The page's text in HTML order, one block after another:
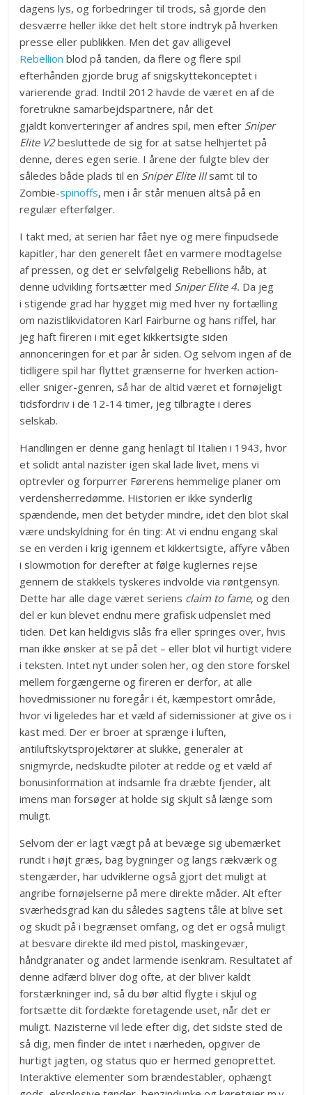
dagens lys, og forbedringer til trods, så gjorde den
desværre heller ikke det helt store indtryk på hverken
presse eller publikken. Men det gav alligevel
Rebellion blod på tanden, da flere og flere spil
efterhånden gjorde brug af snigskyttekonceptet i
varierende grad. Indtil 2012 havde de været en af de
foretrukne samarbejdspartnere, når det
gjaldt konverteringer af andres spil, men efter Sniper
Elite V2besluttede de sig for at satse helhjertet på
denne, deres egen serie. I årene der fulgte blev der
således både plads til en Sniper Elite IIIsamt til to
Zombie-spinoffs, men i år står menuen altså på en
regulær efterfølger.
I takt med, at serien har fået nye og mere finpudsede
kapitler, har den generelt fået en varmere modtagelse
af pressen, og det er selvfølgelig Rebellions håb, at
denne udvikling fortsætter med Sniper Elite 4. Da jeg
i stigende grad har hygget mig med hver ny fortælling
om nazistlikvidatoren Karl Fairburne og hans riffel, har
jeg haft fireren i mit eget kikkertsigte siden
annonceringen for et par år siden. Og selvom ingen af de
tidligere spil har flyttet grænserne for hverken action-
eller sniger-genren, så har de altid været et fornøjeligt
tidsfordriv i de 12-14 timer, jeg tilbragte i deres
selskab.
Handlingen er denne gang henlagt til Italien i 1943, hvor
et solidt antal nazister igen skal lade livet, mens vi
optrevler og forpurrer Førerens hemmelige planer om
verdensherredømme. Historien er ikke synderlig
spændende, men det betyder mindre, idet den blot skal
være undskyldning for én ting: At vi endnu engang skal
se en verden i krig igennem et kikkertsigte, affyre våben
i slowmotion for derefter at følge kuglernes rejse
gennem de stakkels tyskeres indvolde via røntgensyn.
Dette har alle dage været seriens claim to fame, og den
del er kun blevet endnu mere grafisk udpenslet med
tiden. Det kan heldigvis slås fra eller springes over, hvis
man ikke ønsker at se på det – eller blot vil hurtigt videre
i teksten. Intet nyt under solen her, og den store forskel
mellem forgængerne og fireren er derfor, at alle
hovedmissioner nu foregår i ét, kæmpestort område,
hvor vi ligeledes har et væld af sidemissioner at give os i
kast med. Der er broer at sprænge i luften,
antiluftskytsprojektører at slukke, generaler at
snigmyrde, nedskudte piloter at redde og et væld af
bonusinformation at indsamle fra dræbte fjender, alt
imens man forsøger at holde sig skjult så længe som
muligt.
Selvom der er lagt vægt på at bevæge sig ubemærket
rundt i højt græs, bag bygninger og langs rækværk og
stengærder, har udviklerne også gjort det muligt at
angribe fornøjelserne på mere direkte måder. Alt efter
sværhedsgrad kan du således sagtens tåle at blive set
og skudt på i begrænset omfang, og det er også muligt
at besvare direkte ild med pistol, maskingevær,
håndgranater og andet larmende isenkram. Resultatet af
denne adfærd bliver dog ofte, at der bliver kaldt
forstærkninger ind, så du bør altid flygte i skjul og
fortsætte dit fordækte foretagende uset, når det er
muligt. Nazisterne vil lede efter dig, det sidste sted de
så dig, men finder de intet i nærheden, opgiver de
hurtigt jagten, og status quo er hermed genoprettet.
Interaktive elementer som brændestabler, ophængt